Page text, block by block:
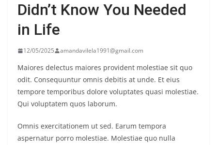
Didn’t Know You Needed
in Life
12/05/2025 amandavilela1991@gmail.com
Maiores delectus maiores provident molestiae sit quo
odit. Consequuntur omnis debitis at unde. Et eius
tempore temporibus dolore voluptates quasi molestiae.
Qui voluptatem quos laborum.
Omnis exercitationem ut sed. Earum tempora
aspernatur porro molestiae. Molestiae quo nulla